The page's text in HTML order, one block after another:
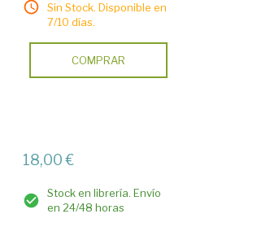
Sin Stock. Disponible en
7/10 días.
COMPRAR
18,00 €
Stock en librería. Envío
en 24/48 horas